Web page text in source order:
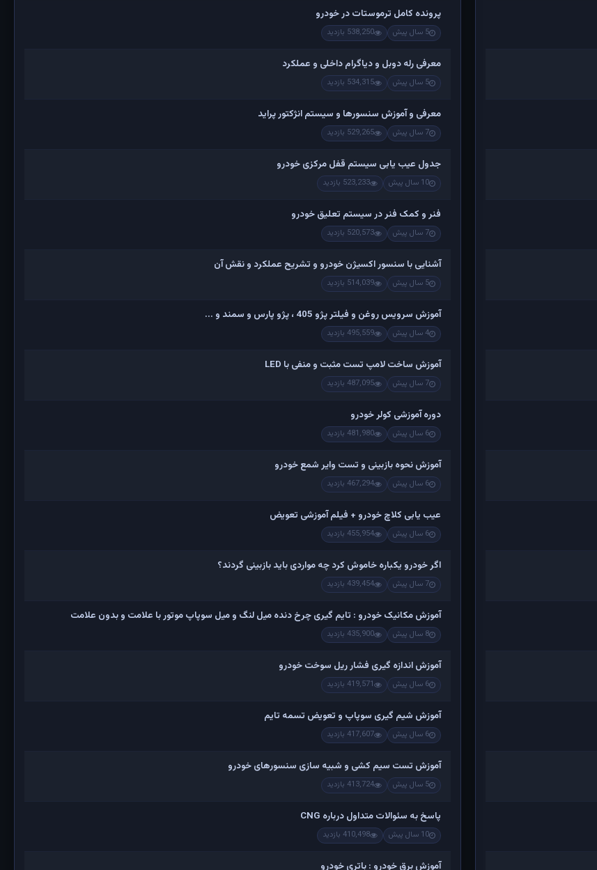
پرونده کامل ترموستات در خودرو
5 سال پیش 538,250 بازدید
معرفی رله دوبل و دیاگرام داخلی و عملکرد
5 سال پیش 534,315 بازدید
معرفی و آموزش سنسورها و سیستم انژکتور پراید
7 سال پیش 529,265 بازدید
جدول عیب یابی سیستم قفل مرکزی خودرو
10 سال پیش 523,233 بازدید
فنر و کمک فنر در سیستم تعلیق خودرو
7 سال پیش 520,573 بازدید
آشنایی با سنسور اکسیژن خودرو و تشریح عملکرد و نقش آن
5 سال پیش 514,039 بازدید
آموزش سرویس روغن و فیلتر پژو 405 ، پژو پارس و سمند و ...
4 سال پیش 495,559 بازدید
آموزش ساخت لامپ تست مثبت و منفی با LED
7 سال پیش 487,095 بازدید
دوره آموزشی کولر خودرو
6 سال پیش 481,980 بازدید
آموزش نحوه بازبینی و تست وایر شمع خودرو
6 سال پیش 467,294 بازدید
عیب یابی کلاچ خودرو + فیلم آموزشی تعویض
6 سال پیش 455,954 بازدید
اگر خودرو یکباره خاموش کرد چه مواردی باید بازبینی گردند؟
7 سال پیش 439,454 بازدید
آموزش مکانیک خودرو : تایم گیری چرخ دنده میل لنگ و میل سوپاپ موتور با علامت و بدون علامت
8 سال پیش 435,900 بازدید
آموزش اندازه گیری فشار ریل سوخت خودرو
6 سال پیش 419,571 بازدید
آموزش شیم گیری سوپاپ و تعویض تسمه تایم
6 سال پیش 417,607 بازدید
آموزش تست سیم کشی و شبیه سازی سنسورهای خودرو
5 سال پیش 413,724 بازدید
پاسخ به سئوالات متداول درباره CNG
10 سال پیش 410,498 بازدید
آموزش برق خودرو : باتری خودرو